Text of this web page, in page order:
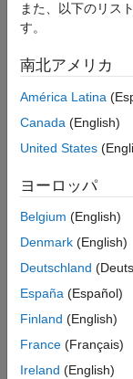
また、以下のリス
す。
南北アメリカ
América Latina
Canada (English)
United States
ヨーロッパ
Belgium (English)
Denmark (English)
Deutschland
España (Español)
Finland (English)
France (Français)
Ireland (English)
トラストセンター
違法コピー防止
© 1994-2026